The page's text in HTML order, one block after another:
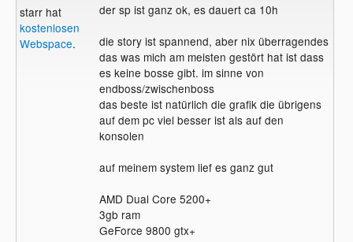
starr hat
kostenlosen
Webspace.
der sp ist ganz ok, es dauert ca 10h
die story ist spannend, aber nix überragendes
das was mich am meisten gestört hat ist dass
es keine bosse gibt. im sinne von
endboss/zwischenboss
das beste ist natürlich die grafik die übrigens
auf dem pc viel besser ist als auf den
konsolen
auf meinem system lief es ganz gut
AMD Dual Core 5200+
3gb ram
GeForce 9800 gtx+